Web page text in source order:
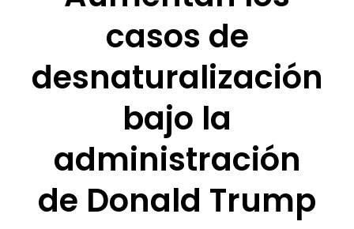
casos de
desnaturalización
bajo la
administración
de Donald Trump